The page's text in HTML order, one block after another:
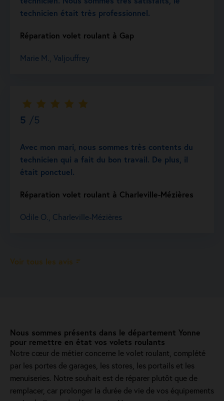
Nous sommes présents dans le département Yonne
pour remettre en état vos volets roulants
Notre cœur de métier concerne le volet roulant, complété
par les portes de garages, les stores, les portails et les
menuiseries. Notre souhait est de réparer plutôt que de
remplacer, car prolonger la durée de vie de vos équipements
technicien était très professionnel.
Réparation volet roulant à Gap
Marie M., Valjouffrey
5 /5
Avec mon mari, nous sommes très contents du
technicien qui a fait du bon travail. De plus, il
était ponctuel.
Réparation volet roulant à Charleville-Mézières
Odile O., Charleville-Mézières
Voir tous les avis